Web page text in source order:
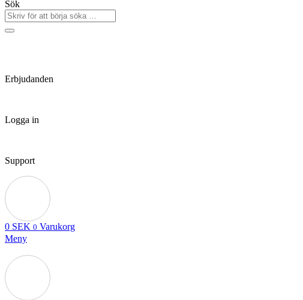
Sök
Erbjudanden
Logga in
Support
0 SEK 0 Varukorg
Meny